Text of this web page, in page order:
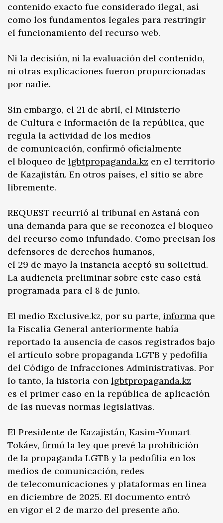
contenido exacto fue considerado ilegal, así
como los fundamentos legales para restringir
el funcionamiento del recurso web.
Ni la decisión, ni la evaluación del contenido,
ni otras explicaciones fueron proporcionadas
por nadie.
Sin embargo, el 21 de abril, el Ministerio
de Cultura e Información de la república, que
regula la actividad de los medios
de comunicación, confirmó oficialmente
el bloqueo de lgbtpropaganda.kz en el territorio
de Kazajistán. En otros países, el sitio se abre
libremente.
REQUEST recurrió al tribunal en Astaná con
una demanda para que se reconozca el bloqueo
del recurso como infundado. Como precisan los
defensores de derechos humanos,
el 29 de mayo la instancia aceptó su solicitud.
La audiencia preliminar sobre este caso está
programada para el 8 de junio.
El medio Exclusive.kz, por su parte, informa que
la Fiscalía General anteriormente había
reportado la ausencia de casos registrados bajo
el artículo sobre propaganda LGTB y pedofilia
del Código de Infracciones Administrativas. Por
lo tanto, la historia con lgbtpropaganda.kz
es el primer caso en la república de aplicación
de las nuevas normas legislativas.
El Presidente de Kazajistán, Kasim-Yomart
Tokáev, firmó la ley que prevé la prohibición
de la propaganda LGTB y la pedofilia en los
medios de comunicación, redes
de telecomunicaciones y plataformas en línea
en diciembre de 2025. El documento entró
en vigor el 2 de marzo del presente año.